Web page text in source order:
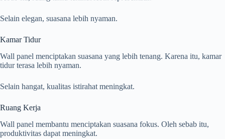
Selain elegan, suasana lebih nyaman.
Kamar Tidur
Wall panel menciptakan suasana yang lebih tenang. Karena itu, kamar
tidur terasa lebih nyaman.
Selain hangat, kualitas istirahat meningkat.
Ruang Kerja
Wall panel membantu menciptakan suasana fokus. Oleh sebab itu,
produktivitas dapat meningkat.